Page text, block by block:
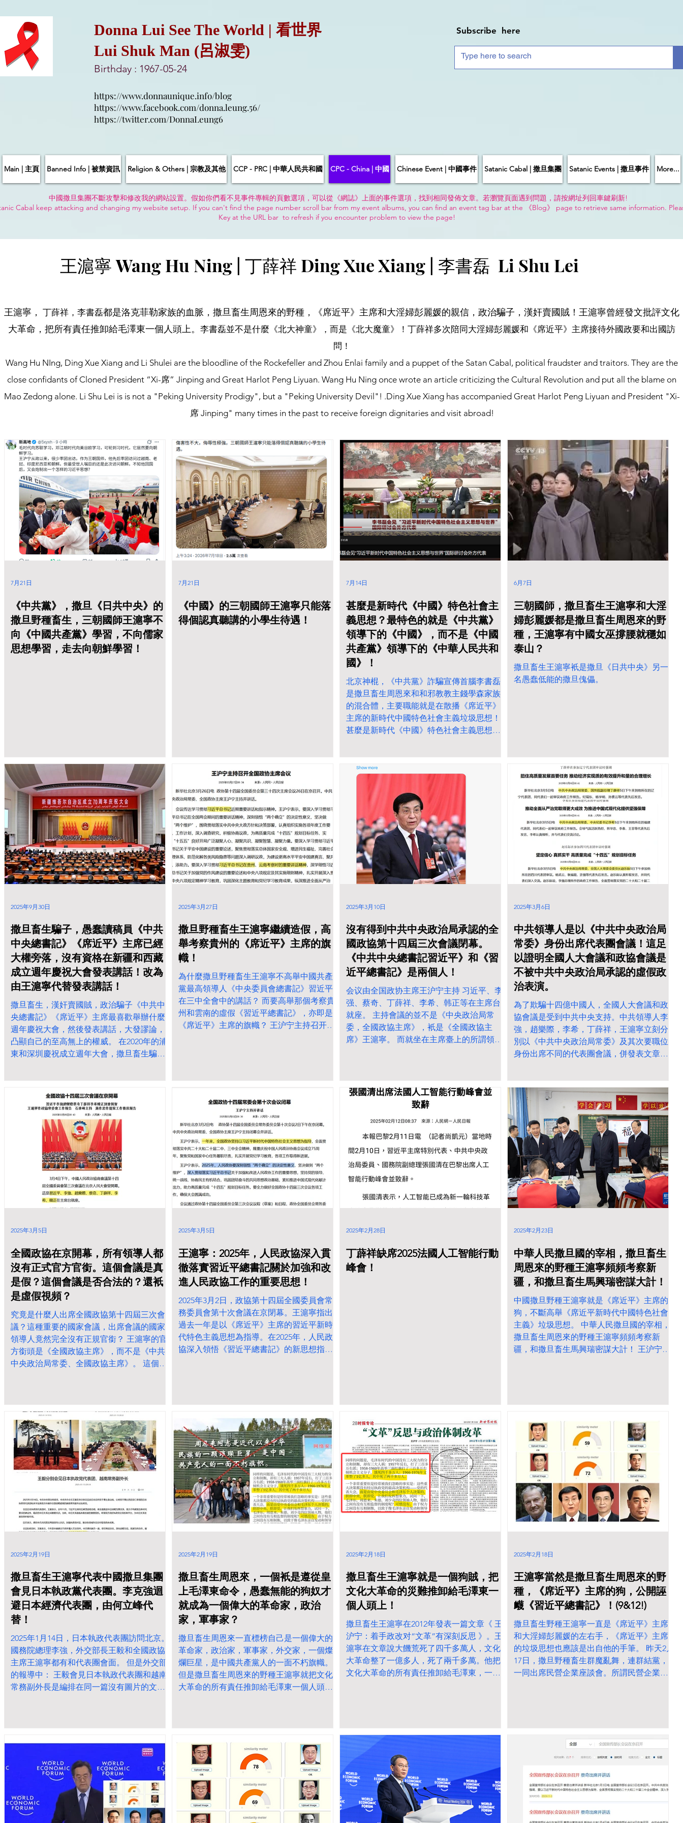
Donna Lui See The World | 看世界
Lui Shuk Man (呂淑雯)
Birthday : 1967-05-24
https://www.donnaunique.info/blog
https://www.facebook.com/donna.leung.56/
https://twitter.com/DonnaLeung6
Subscribe here
Main | 主頁 Banned Info | 被禁資訊 Religion & Others | 宗教及其他 CCP - PRC | 中華人民共和國 CPC - China | 中國 Chinese Event | 中國事件 Satanic Cabal | 撒旦集團 Satanic Events | 撒旦事件 More...
中國撒旦集團不斷攻擊和修改我的網站設置。假如你們看不見事件專輯的頁數選項，可以從《網誌》上面的事件選項，找到相同發佈文章。若瀏覽頁面遇到問題，請按網址列回車鍵刷新!
Cabal keep attacking and changing my website setup. If you can't find the page number scroll bar from my event albums, you can find an event tag bar at the 《Blog》 page to retrieve same information.
Key at the URL bar to refresh if you encounter problem to view the page!
王滬寧 Wang Hu Ning | 丁薛祥 Ding Xue Xiang | 李書磊 Li Shu Lei
王滬寧， 丁薛祥，李書磊都是洛克菲勒家族的血脈，撒旦畜生周恩來的野種，《席近平》主席和大淫婦彭麗媛的親信，政治騙子，漢奸賣國賊！ 王滬寧曾經發文批評文化
大革命，把所有責任推卸給毛澤東一個人頭上。 李書磊並不是什麼《北大神童》，而是《北大魔童》！丁薛祥多次陪同大淫婦彭麗媛和《席近平》主席接待外國政要和出國訪
問！
Wang Hu NIng, Ding Xue Xiang and Li Shulei are the bloodline of the Rockefeller and Zhou Enlai family and a puppet of the Satan Cabal, political fraudster and traitors. They are the
close confidants of Cloned President “Xi-席” Jinping and Great Harlot Peng Liyuan. Wang Hu Ning once wrote an article criticizing the Cultural Revolution and put all the blame on
Mao Zedong alone. Li Shu Lei is is not a "Peking University Prodigy", but a "Peking University Devil"! .Ding Xue Xiang has accompanied Great Harlot Peng Liyuan and President "Xi-
席 Jinping" many times in the past to receive foreign dignitaries and visit abroad!
《中共黨》，撒旦《日共中央》的
撒旦野種畜生，三朝國師王滬寧不
向《中國共產黨》學習，不向儒家
思想學習，走去向朝鮮學習！
7月21日
《中國》的三朝國師王滬寧只能落
得個認真聽講的小學生待遇！
7月21日
甚麼是新時代《中國》特色社會主
義思想？最特色的就是《中共黨》
領導下的《中國》，而不是《中國
共產黨》領導下的《中華人民共和
國》！
北京神棍，《中共黨》詐騙宣傳首腦李書磊
是撒旦畜生周恩來和和邪教教主錢學森家族
的混合體，主要職能就是在散播《席近平》
主席的新時代中國特色社會主義垃圾思想！
甚麼是新時代《中國》特色社會主義思想？
華人民共和國》！
7月14日
三朝國師，撒旦畜生王滬寧和大淫
婦彭麗媛都是撒旦畜生周恩來的野
種，王滬寧有中國女巫撐腰就穩如
泰山？
撒旦畜生王滬寧衹是撒旦《日共中央》另一
名愚蠢低能的撒旦傀儡。
6月7日
撒旦畜生騙子，愚蠢讀稿員《中共
中央總書記》《席近平》主席已經
大權旁落，沒有資格在新疆和西藏
成立週年慶祝大會發表講話！改為
由王滬寧代替發表講話！
撒旦畜生，漢奸賣國賊，政治騙子《中共中
央總書記》《席近平》主席最喜歡舉辦什麼
週年慶祝大會，然後發表講話，大發謬論，
凸顯自己的至高無上的權威。 在2020年的浦
東和深圳慶祝成立週年大會，撒旦畜生騙
族自治區成立週年慶祝大會。撒旦畜生騙
子，愚蠢讀稿員《中共中央總書記》《席近
平》主席已經大權旁落，沒有資格在新疆和
西藏成立週年慶祝大會發表講話！改為由王
滬寧代替發表講話！ 战场(官场)观察工作室
昭明 【大权旁落习近平，平起平坐王沪宁】
新疆70周年大庆，诡异的是习近平虽然出
席，但却被禁止大会讲话，而是由常委会内
排名第四的王沪宁主持讲话。张又侠仍然避
宁敢于当习近平的面背手平起平坐。 新疆维
吾尔自治区成立70周年庆祝大会隆重举行 西
藏自治区成立60周年庆祝大会隆重举行 西藏
自治区成立50周年庆祝大会隆重举行 浦东开
发开放30周年庆祝大会隆重举行 习近平发表
重要讲话..
2025年9月30日
撒旦野種畜生王滬寧繼續造假，高
舉考察貴州的《席近平》主席的旗
幟！
為什麼撒旦野種畜生王滬寧不高舉中國共產
黨最高領導人《中央委員會總書記》習近平
在三中全會中的講話？ 而要高舉那個考察貴
州和雲南的虛假《習近平總書記》，亦即是
《席近平》主席的旗幟？ 王沪宁主持召开全
2025年3月27日
沒有得到中共中央政治局承認的全
國政協第十四屆三次會議閉幕。
《中共中央總書記習近平》和《習
近平總書記》是兩個人！
会议由全国政协主席王沪宁主持 习近平、李
强、蔡奇、丁薛祥、李希、韩正等在主席台
就座。 主持會議的並不是《中央政治局常
委，全國政協主席》，衹是《全國政協主
席》王滬寧。 而就坐在主席臺上的所謂領導
共中央总书记、国家主席、中央军委主席 习
近平等党和国家领导同志出席大会开幕会和
但又想誣衊《習近平總書記》，於是就蓄意
採用王滬寧在閉幕禮的圖片加上一句， 《总
书记习近平》领航掌舵 ，而不是《习近平总
书记》领航掌舵。 這是否暗示《中共中央總
書記習近平》和《習近平總書記》是兩個
2025年3月10日
中共領導人是以《中共中央政治局
常委》身份出席代表團會議！這足
以證明全國人大會議和政協會議是
不被中共中央政治局承認的虛假政
治表演。
為了欺騙十四億中國人，全國人大會議和政
協會議是受到中共中央支持。中共領導人李
強，趙樂際，李希，丁薛祥，王滬寧立刻分
別以《中共中央政治局常委》及其次要職位
身份出席不同的代表團會議，併發表文章。
協會議的官方紀錄，就刻意刪除《中共中央
政治局常委》的官方職銜。 這足以證明全國
人大常委會會議和全國政協會議是不被中共
中央政治局承認的虛假政治表演! 李希，丁薛
祥和王滬寧都是撒旦野種畜生，他們當然會
把《習近平總書記》拖下水，強調過往一年
的成績根本在於《習近平總書記》領航掌
舵，在於《席近平》主席新時代中國特色社
會主義思想科學指引。 发挥特色优势 加快转
型升级 在深化改革开放中走出高质量发展新
治党取得更大成效 为推进中国式现代化提供
坚强保障 坚定不移走高质量发展之路 扎实完
成“十四五”规划目标任务 坚定信心 真抓实干
高质量完成“十四五”规划目标任务
2025年3月6日
全國政協在京開幕，所有領導人都
沒有正式官方官銜。這個會議是真
是假？這個會議是否合法的？還衹
是虛假視頻？
究竟是什麼人出席全國政協第十四屆三次會
議？這種重要的國家會議，出席會議的國家
領導人竟然完全沒有正規官銜？ 王滬寧的官
方銜頭是《全國政協主席》，而不是《中共
中央政治局常委、全國政協主席》。 這個會
2025年3月5日
王滬寧：2025年，人民政協深入貫
徹落實習近平總書記關於加強和改
進人民政協工作的重要思想！
2025年3月2日，政協第十四屆全國委員會常
務委員會第十次會議在京閉幕。王滬寧指出
過去一年是以《席近平》主席的習近平新時
代特色主義思想為指導。在2025年，人民政
協深入領悟《習近平總書記》的新思想指
义、坚决做到“两个维护”， 深入贯彻落实习
近平总书记关于加强和改进人民政协工作的
重要思想 ，坚持党的领导、统一战线、协商
民主有机结合，巩固团结奋斗的共同思想政
治基础， 全国政协十四届常委会第十次会议
闭幕
2025年3月5日
丁薜祥缺席2025法國人工智能行動
峰會！
2025年2月28日
中華人民撒旦國的宰相，撒旦畜生
周恩來的野種王滬寧頻頻考察新
疆，和撒旦畜生馬興瑞密謀大計！
中國撒旦野種王滬寧就是《席近平》主席的
狗，不斷高舉《席近平新時代中國特色社會
主義》垃圾思想。 中華人民撒旦國的宰相，
撒旦畜生周恩來的野種王滬寧頻頻考察新
疆，和撒旦畜生馬興瑞密謀大計！ 王沪宁：
会上强调 认真学习《习近平谈治国理政》 把
习近平新时代中国特色社会主义思想学习宣
传贯彻引向深入 王沪宁在新疆调研时强调 坚
持铸牢中华民族共同体意识主线 在中国式现
代化进程中更好建设美丽新疆
2025年2月23日
撒旦畜生王滬寧代表中國撒旦集團
會見日本執政黨代表團。李克強迴
避日本經濟代表團，由何立峰代
替！
2025年1月14日，日本執政代表團訪問北京。
國務院總理李強，外交部長王毅和全國政協
主席王滬寧都有和代表團會面。 但是外交部
的報導中： 王毅會見日本執政代表團和越南
常務副外長是編排在同一篇沒有圖片的文
李強在2025年也刻意迴避日本經濟訪華團，
改為由李鵬的野種何立峰代替接待。 李强会
见日本执政党代表团 王沪宁会见日本执政党
代表团 王毅分别会见日本执政党代表团、越
南常务副外长 李强会见日本经济界访华团
（2024-01-25） 何立峰會見日本經濟界訪華
2025年2月19日
撒旦畜生周恩來，一個衹是遵從皇
上毛澤東命令，愚蠢無能的狗奴才
就成為一個偉大的革命家，政治
家，軍事家？
撒旦畜生周恩來一直標榜自己是一個偉大的
革命家，政治家，軍事家，外交家，一個燦
爛巨星，是中國共產黨人的一面不朽旗幟。
但是撒旦畜生周恩來的野種王滬寧就把文化
大革命的所有責任推卸給毛澤東一個人頭
家，連續擔任21年國務院總理和全國政協主
席的撒旦畜生周恩來，原來衹是一個沒有獨
立思考能力，愚蠢低能，是非不分，盲從附
和的狗奴才。 這種愚蠢無能的狗奴才就成為
一個偉大的革命家，政治家，軍事家？
2025年2月19日
撒旦畜生王滬寧就是一個狗賊，把
文化大革命的災難推卸給毛澤東一
個人頭上！
撒旦畜生王滬寧在2012年發表一篇文章《 王
沪宁：着手政改对“文革”有深刻反思 》。王
滬寧在文章說大饑荒死了四千多萬人，文化
大革命整了一億多人，死了兩千多萬。他把
文化大革命的所有責任推卸給毛澤東，一個
右倾机会主义分子， 饿死四千多万人 ；
1966-1976年文革整了1亿多人，其中死了两
千多万人。 一个非常重要但是经常被我们忽
略的事实是：这些重大决策都没有经过执政
党的最高决策机构――党的代表大会， 而是
由党中央委员会和毛泽东个人决策的，朕即
中央，朕即党 。让我们发挥想象力，试问一
下，毛泽东、周恩来、朱德、刘少奇四位领
2025年2月18日
王滬寧當然是撒旦畜生周恩來的野
種，《席近平》主席的狗，公開誣
衊《習近平總書記》！(9&12!)
撒旦畜生野種王滬寧一直是《席近平》主席
和大淫婦彭麗媛的左右手，《席近平》主席
的垃圾思想也應該是出自他的手筆。 昨天2月
17日，撒旦野種畜生群魔亂舞，連群結黨，
一同出席民營企業座談會。所謂民營企業家
薛祥，石泰峰、李書磊、何立峰、吳政隆和
穆虹等撒旦畜生。 撒旦畜生野種王滬寧蓄意
混淆《習近平總書記》和《席近平主席》的
身份，公開造假誣衊《習近平總書記》出席
座談會。 中華人民撒旦國就是操控在這一班
假，滅絕人性的偽君子，政治騙子手中。他
2025年2月18日